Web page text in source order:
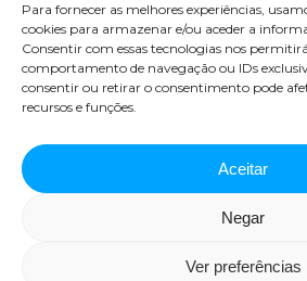
Para fornecer as melhores experiências,
cookies para armazenar e/ou aceder a
Consentir com essas tecnologias nos
comportamento de navegação ou IDs
consentir ou retirar o consentimento pode
recursos e funções.
Aceitar
Negar
Ver preferências
Política de Cookies
Código de Conduta
Recrutamento
Copyright 2025 | Designed by